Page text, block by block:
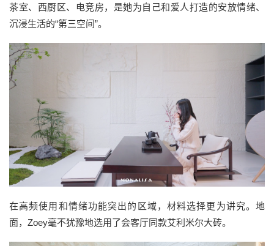
茶室、西厨区、电竞房，是她为自己和爱人打造的安放情绪、
沉浸生活的“第三空间”。
在高频使用和情绪功能突出的区域，材料选择更为讲究。地
面，Zoey毫不犹豫地选用了会客厅同款艾利米尔大砖。